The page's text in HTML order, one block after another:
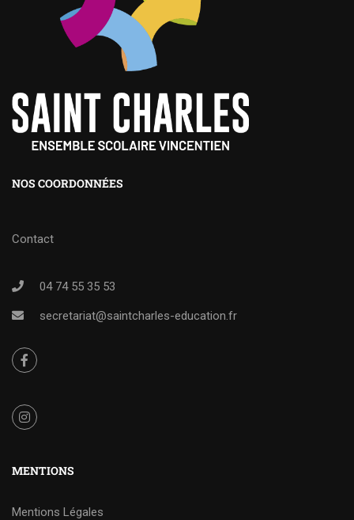
NOS COORDONNÉES
Contact
04 74 55 35 53
secretariat@saintcharles-education.fr
MENTIONS
Mentions Légales